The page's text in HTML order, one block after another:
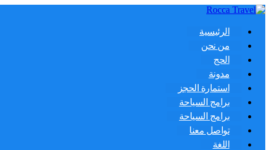
الرئيسية
من نحن
الحج
مدونة
استمارة الحجز
برامج السياحة
برامج السياحة
تواصل معنا
اللغة